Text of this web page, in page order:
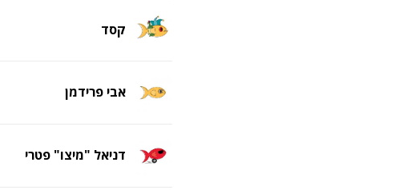
קסד
אבי פרידמן
דניאל "מיצו" פטרי